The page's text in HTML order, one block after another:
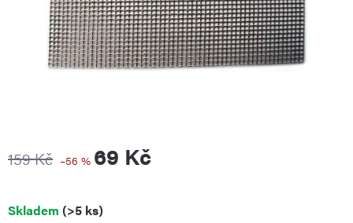
159 Kč –56 % 69 Kč
Měrná
Skladem (>5 ks)